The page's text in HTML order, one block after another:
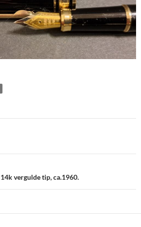
vergulde tip, ca.1960.